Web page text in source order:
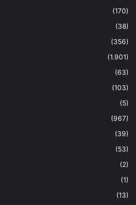
(170)
(38)
(356)
(1.901)
(63)
(103)
(5)
(967)
(39)
(53)
(2)
(1)
(13)